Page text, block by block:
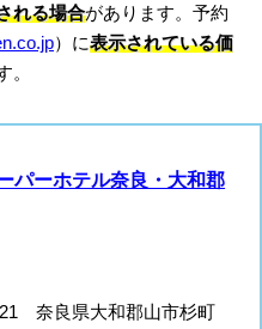
れる場合があります。予約
）に表示されている価
。
パーホテル奈良・大和郡
奈良県大和郡山市杉町